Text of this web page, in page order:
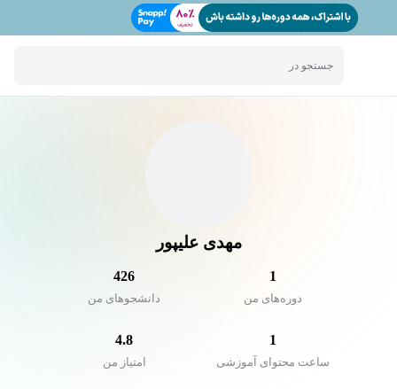
جستجو در
مهدی علیپور
1
دوره‌های من
426
دانشجو‌های من
1
ساعت محتوای آموزشی
4.8
امتیاز من